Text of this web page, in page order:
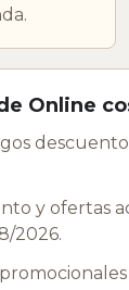
Online
y ofertas
2026.